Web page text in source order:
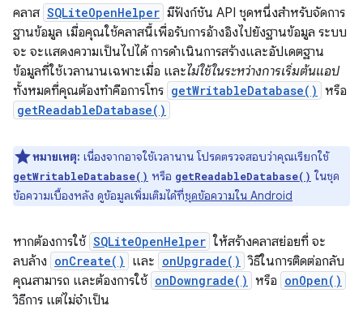
คลาส SQLiteOpenHelper มีฟังก์ชัน API ชุดหนึ่งสำหรับจัดการ
ฐานข้อมูล เมื่อคุณใช้คลาสนี้เพื่อรับการอ้างอิงไปยังฐานข้อมูล ระบบ
จะ จะแสดงความเป็นไปได้ การดำเนินการสร้างและอัปเดตฐาน
ข้อมูลที่ใช้เวลานานเฉพาะเมื่อ และไม่ใช้ในระหว่างการเริ่มต้นแอป
ทั้งหมดที่คุณต้องทำคือการโทร getWritableDatabase() หรือ
getReadableDatabase()
หมายเหตุ: เนื่องจากอาจใช้เวลานาน โปรดตรวจสอบว่าคุณเรียกใช้
getWritableDatabase() หรือ getReadableDatabase() ในชุด
ข้อความเบื้องหลัง ดูข้อมูลเพิ่มเติมได้ที่ชุดข้อความใน Android
หากต้องการใช้ SQLiteOpenHelper ให้สร้างคลาสย่อยที่ จะ
ลบล้าง onCreate() และ onUpgrade() วิธีในการติดต่อกลับ
คุณสามารถ และต้องการใช้ onDowngrade() หรือ onOpen()
วิธีการ แต่ไม่จำเป็น